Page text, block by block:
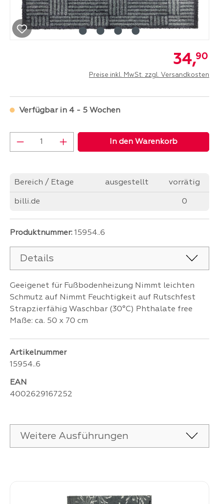
34,90
Preise inkl. MwSt. zzgl. Versandkosten
Verfügbar in 4 - 5 Wochen
Produkt Anzahl: Gib den gewünschten
In den Warenkorb
Bereich / Etage ausgestellt vorrätig
billi.de 0
Produktnummer: 15954..6
Details
Geeigenet für Fußbodenheizung Nimmt leichten
Schmutz auf Nimmt Feuchtigkeit auf Rutschfest
Strapzierfähig Waschbar (30°C) Phthalate free
Maße: ca. 50 x 70 cm
Artikelnummer
15954..6
EAN
4002629167252
Weitere Ausführungen